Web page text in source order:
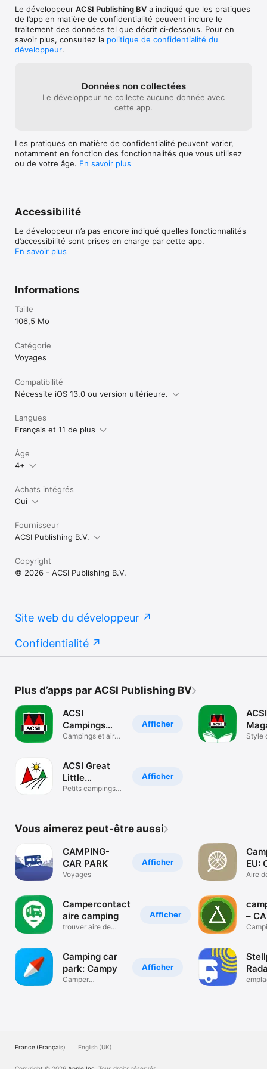
Avis des campeurs
Curieux de connaître les expériences des autres campeurs ?
Dans l'application, vous pouvez lire les avis d'autres campeurs.
Vous pouvez également rédiger votre propre avis détaillé.
Tous les campings de l’appli CampingCard ACSI sont inspectés
chaque année par ACSI. ACSI possède plus de 60 ans
d’expérience dans le secteur du camping.
développeurs à améliorer son fonctionnement.
EULA: https://www.apple.com/legal/internet-
Le développeur ACSI Publishing BV a indiqué que les pratiques
de l’app en matière de confidentialité peuvent inclure le
traitement des données tel que décrit ci‑dessous. Pour en
savoir plus, consultez la politique de confidentialité du
développeur.
Données non collectées
Le développeur ne collecte aucune donnée avec
cette app.
Les pratiques en matière de confidentialité peuvent varier,
notamment en fonction des fonctionnalités que vous utilisez
ou de votre âge. En savoir plus
Accessibilité
Le développeur n’a pas encore indiqué quelles fonctionnalités
d’accessibilité sont prises en charge par cette app.
En savoir plus
Informations
Taille
106,5 Mo
Catégorie
Voyages
Compatibilité
Nécessite iOS 13.0 ou version ultérieure.
Langues
Français et 11 de plus
Âge
4+
Achats intégrés
Oui
Fournisseur
ACSI Publishing B.V.
Copyright
© 2026 - ACSI Publishing B.V.
Site web du développeur
Confidentialité
Plus d’apps par ACSI Publishing BV
Afficher
ACSI
Campings
Europe
Campings et aires
Afficher
ACSI Great
Little
Campsites
Petits campings
ACSI
Style
Vous aimerez peut-être aussi
Afficher
CAMPING-
CAR PARK
Voyages
Afficher
Campercontact
aire camping
trouver aire de
Afficher
Camping car
park: Campy
Camper
EU:
Aire
–
France (Français) English (UK)